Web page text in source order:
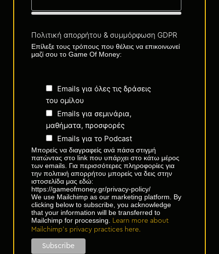
Πολιτική απορρήτου & συμμόρφωση GDPR
Επίλεξε τους τρόπους που θέλεις να επικοινωνεί
μαζί σου το Game Of Money:
Emails για όλες τις δράσεις
του ομίλου
Emails για σεμινάρια,
μαθήματα, προσφορές
Emails για το Podcast
Μπορείς να διαγραφείς ανά πάσα στιγμή
πατώντας στο link που υπάρχει στο κάτω μέρος
των emails. Για περισσότερες πληροφορίες για
την πολιτική απορρήτου μπορείς να δεις στην
ιστοσελίδα μας εδώ:
https://gameofmoney.gr/privacy-policy/
We use Mailchimp as our marketing platform. By
clicking below to subscribe, you acknowledge
that your information will be transferred to
Mailchimp for processing.
Learn more about
Mailchimp's privacy practices here.